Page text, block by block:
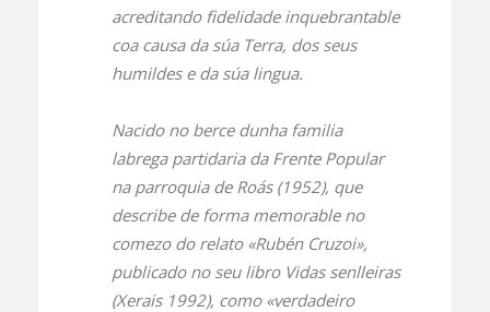
acreditando fidelidade inquebrantable
coa causa da súa Terra, dos seus
humildes e da súa lingua.
Nacido no berce dunha familia
labrega partidaria da Frente Popular
na parroquia de Roás (1952), que
describe de forma memorable no
comezo do relato «Rubén Cruzoi»,
publicado no seu libro Vidas senlleiras
(Xerais 1992), como «verdadeiro